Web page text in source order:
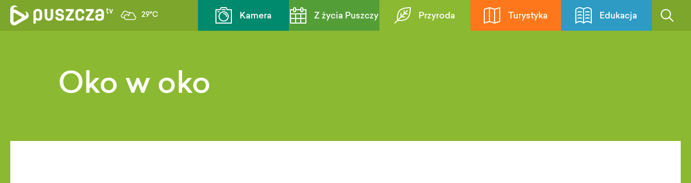
29°C Kamera Z życia Puszczy Przyroda Turystyka Edukacja
Oko w oko